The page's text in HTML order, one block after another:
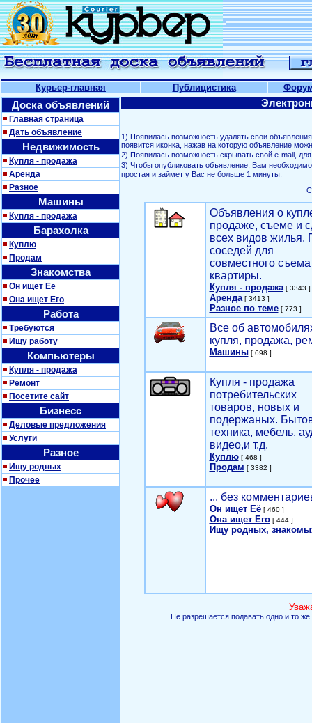
Курьер-главная Публицистика
Доска объявлений
Главная страница
Дать объявление
Недвижимость
Купля - продажа
Аренда
Разное
Машины
Купля - продажа
Барахолка
Куплю
Продам
Знакомства
Он ищет Ее
Она ищет Его
Работа
Требуются
Ищу работу
Компьютеры
Купля - продажа
Ремонт
Посетите сайт
Бизнесс
Деловые предложения
Услуги
Разное
Ищу родных
Прочее
1) Появилась возможность удалять свои
появится иконка, нажав на которую объявление
2) Появилась возможность скрывать свой е-mail,
3) Чтобы опубликовать объявление, Вам
простая и займет у Вас не больше 1 минуты.
Объявления о
продаже, съеме и
всех видов жилья.
соседей для
совместного съема
квартиры.
Купля - продажа[ 3343 ]
Аренда[ 3413 ]
Разное по теме[ 773 ]
Все об
купля, продажа,
Машины[ 698 ]
Купля - продажа
потребительских
товаров, новых и
подержаных.
техника, мебель,
видео,и т.д.
Куплю[ 468 ]
Продам [ 3382 ]
... без
Он ищет Её[ 460 ]
Она ищет Его[ 444 ]
Ищу родных,
Не разрешается подавать одно и то